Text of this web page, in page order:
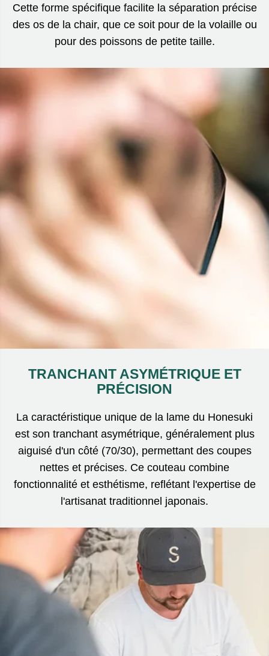
Cette forme spécifique facilite la séparation précise
des os de la chair, que ce soit pour de la volaille ou
pour des poissons de petite taille.
TRANCHANT ASYMÉTRIQUE ET
PRÉCISION
La caractéristique unique de la lame du Honesuki
est son tranchant asymétrique, généralement plus
aiguisé d'un côté (70/30), permettant des coupes
nettes et précises. Ce couteau combine
fonctionnalité et esthétisme, reflétant l'expertise de
l'artisanat traditionnel japonais.